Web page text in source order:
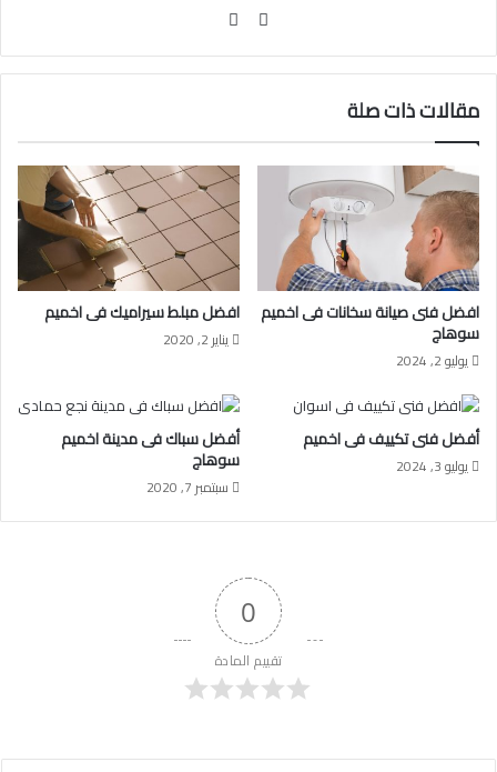
موقع
مقالات ذات صلة
افضل فنى صيانة سخانات فى اخميم
سوهاج
يوليو 2, 2024
افضل مبلط سيراميك فى اخميم
يناير 2, 2020
أفضل فنى تكييف فى اخميم
يوليو 3, 2024
أفضل سباك فى مدينة اخميم
سوهاج
سبتمبر 7, 2020
0
تقييم المادة